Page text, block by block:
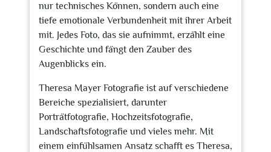
nur technisches Können, sondern auch eine
tiefe emotionale Verbundenheit mit ihrer Arbeit
mit. Jedes Foto, das sie aufnimmt, erzählt eine
Geschichte und fängt den Zauber des
Augenblicks ein.
Theresa Mayer Fotografie ist auf verschiedene
Bereiche spezialisiert, darunter
Porträtfotografie, Hochzeitsfotografie,
Landschaftsfotografie und vieles mehr. Mit
einem einfühlsamen Ansatz schafft es Theresa,